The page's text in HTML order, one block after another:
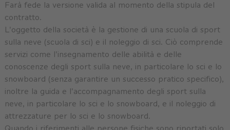
ESTATE
INVERNO
Farà fede la versione valida al momento della stipula del
contratto.
L'oggetto della società è la gestione di una scuola di sport
sulla neve (scuola di sci) e il noleggio di sci. Ciò comprende
servizi come l'insegnamento delle abilità e delle
conoscenze degli sport sulla neve, in particolare lo sci e lo
snowboard (senza garantire un successo pratico specifico),
inoltre la guida e l'accompagnamento degli sport sulla
neve, in particolare lo sci e lo snowboard, e il noleggio di
attrezzature per lo sci e lo snowboard.
Quando i riferimenti alle persone fisiche sono riportati solo